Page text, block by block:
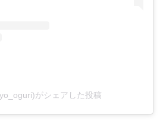
がシェアした投稿